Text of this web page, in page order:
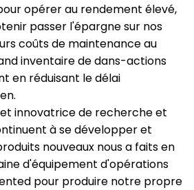
opérer au rendement élevé,
passer l'épargne sur nos
coûts de maintenance au
inventaire de dans-actions
en réduisant le délai
innovatrice de recherche et
à se développer et
nouveaux nous a faits en
d'équipement d'opérations
pour produire notre propre